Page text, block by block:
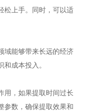
上手。同时，可以适
能够带来长远的经济
成本投入。
，如果提取时间过长
参数，确保提取效果和